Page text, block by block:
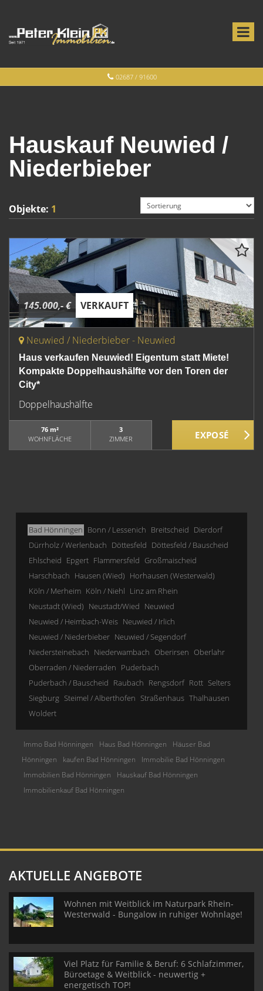
02687 / 91600
Hauskauf Neuwied /
Niederbieber
Objekte: 1
145.000,- € VERKAUFT
Neuwied / Niederbieber - Neuwied
Haus verkaufen Neuwied! Eigentum statt Miete!
Kompakte Doppelhaushälfte vor den Toren der
City*
Doppelhaushälfte
76 m²
WOHNFLÄCHE
3
ZIMMER
Bad Hönningen Bonn / Lessenich Breitscheid Dierdorf
Dürrholz / Werlenbach Döttesfeld Döttesfeld / Bauscheid
Ehlscheid Epgert Flammersfeld Großmaischeid
Harschbach Hausen (Wied) Horhausen (Westerwald)
Köln / Merheim Köln / Niehl Linz am Rhein
Neustadt (Wied) Neustadt/Wied Neuwied
Neuwied / Heimbach-Weis Neuwied / Irlich
Neuwied / Niederbieber Neuwied / Segendorf
Niedersteinebach Niederwambach Oberirsen Oberlahr
Oberraden / Niederraden Puderbach
Puderbach / Bauscheid Raubach Rengsdorf Rott Selters
Siegburg Steimel / Alberthofen Straßenhaus Thalhausen
Woldert
Immo Bad Hönningen Haus Bad Hönningen
Häuser Bad
Hönningen
kaufen Bad Hönningen
Immobilie Bad Hönningen
Immobilien Bad Hönningen
Hauskauf Bad Hönningen
Immobilienkauf Bad Hönningen
AKTUELLE ANGEBOTE
Wohnen mit Weitblick im Naturpark Rhein-
Westerwald - Bungalow in ruhiger Wohnlage!
Viel Platz für Familie & Beruf: 6 Schlafzimmer,
Büroetage & Weitblick - neuwertig +
energetisch TOP!